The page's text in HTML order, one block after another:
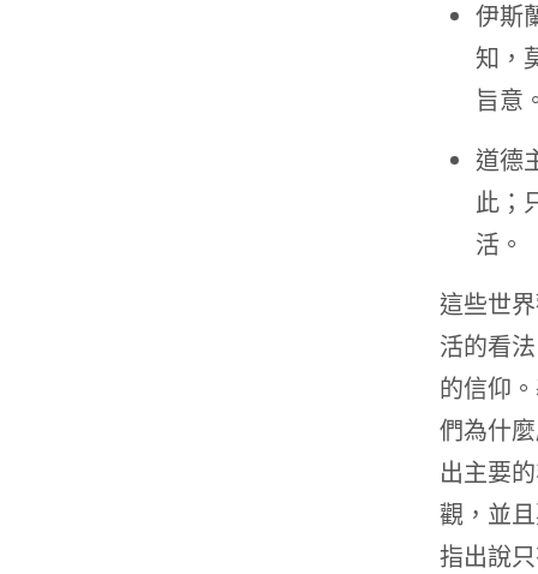
伊斯
知，
旨意
道德
此；
活。
這些世
活的看
的信仰
們為什
出主要
觀，並
指出說